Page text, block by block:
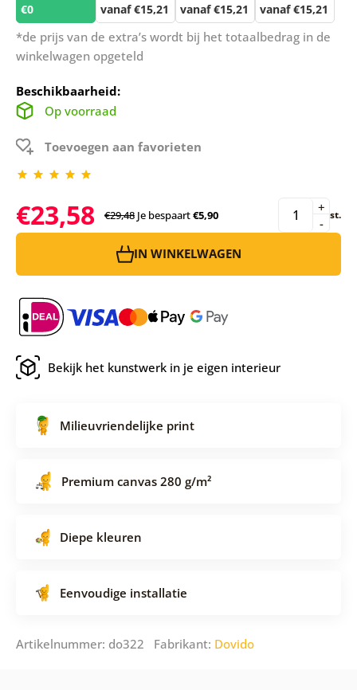
€0 vanaf €15,21 vanaf €15,21 vanaf €15,21
*de prijs van de extra’s wordt bij het totaalbedrag in de
winkelwagen opgeteld
Beschikbaarheid:
Op voorraad
Toevoegen aan favorieten
€23,58 €29,48 Je bespaart€5,90 -
+ st.
IN WINKELWAGEN
Bekijk het kunstwerk in je eigen interieur
Milieuvriendelijke print
Premium canvas 280 g/m²
Diepe kleuren
Eenvoudige installatie
Artikelnummer: do322 Fabrikant: Dovido